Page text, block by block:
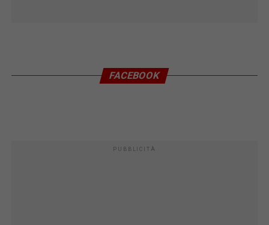
FACEBOOK
PUBBLICITÀ